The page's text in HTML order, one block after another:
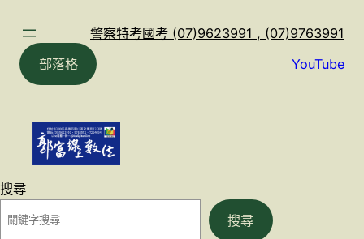
警察特考國考 (07)9623991 , (07)9763991
部落格
YouTube
搜尋
搜尋